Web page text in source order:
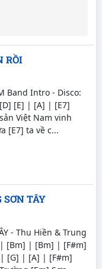
RỒI
Band Intro - Disco:
[E] | [A] | [E7]
Việt Nam vinh
[E7] ta về c...
SƠN TÂY
- Thu Hiền & Trung
| [Bm] | [Bm] | [F#m]
[G] | [A] | [F#m]